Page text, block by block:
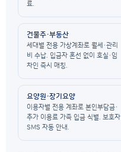
료.
건물주·부동산
세대별 전용 가상계좌로 월세·관리
비 수납. 입금자 혼선 없이 호실·임
차인 즉시 매칭.
요양원·장기요양
이용자별 전용 계좌로 본인부담금·
추가 이용료 가족 입금 식별. 보호자
SMS 자동 안내.